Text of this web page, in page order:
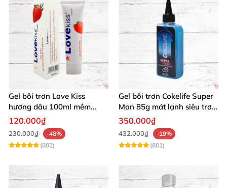
Gel bôi trơn Love Kiss
hương dâu 100ml mềm
mượt an toàn thơm
120.000₫
230.000₫
-48%
(802)
Gel bôi trơn Cokelife Super
Man 85g mát lạnh siêu trơn
an toàn
350.000₫
432.000₫
-19%
(801)